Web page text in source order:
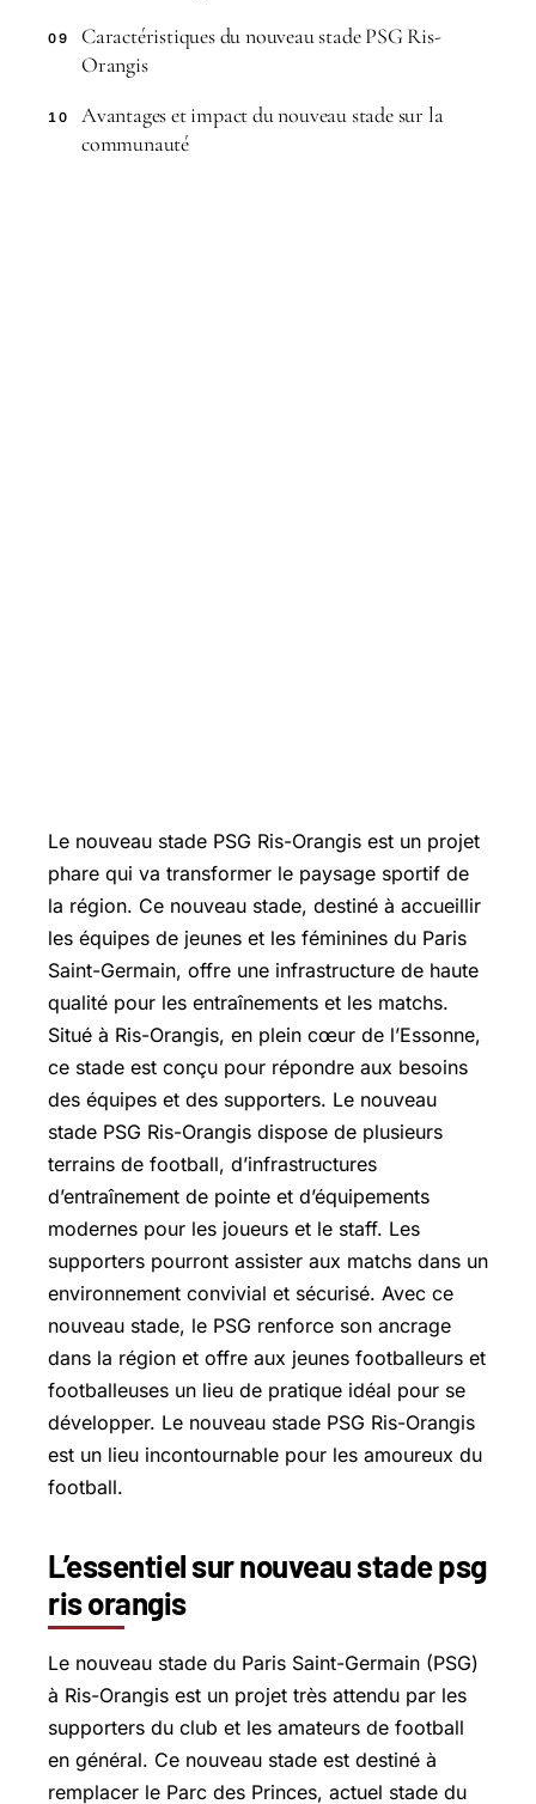
09
Caractéristiques du nouveau stade PSG Ris-
Orangis
10
Avantages et impact du nouveau stade sur la
communauté
Le nouveau stade PSG Ris-Orangis est un projet
phare qui va transformer le paysage sportif de
la région. Ce nouveau stade, destiné à accueillir
les équipes de jeunes et les féminines du Paris
Saint-Germain, offre une infrastructure de haute
qualité pour les entraînements et les matchs.
Situé à Ris-Orangis, en plein cœur de l’Essonne,
ce stade est conçu pour répondre aux besoins
des équipes et des supporters. Le nouveau
stade PSG Ris-Orangis dispose de plusieurs
terrains de football, d’infrastructures
d’entraînement de pointe et d’équipements
modernes pour les joueurs et le staff. Les
supporters pourront assister aux matchs dans un
environnement convivial et sécurisé. Avec ce
nouveau stade, le PSG renforce son ancrage
dans la région et offre aux jeunes footballeurs et
footballeuses un lieu de pratique idéal pour se
développer. Le nouveau stade PSG Ris-Orangis
est un lieu incontournable pour les amoureux du
football.
L’essentiel sur nouveau stade psg
ris orangis
Le nouveau stade du Paris Saint-Germain (PSG)
à Ris-Orangis est un projet très attendu par les
supporters du club et les amateurs de football
en général. Ce nouveau stade est destiné à
remplacer le Parc des Princes, actuel stade du